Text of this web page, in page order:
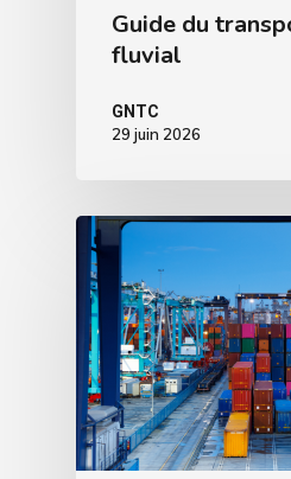
Guide du
fluvial
GNTC
29 juin 2026